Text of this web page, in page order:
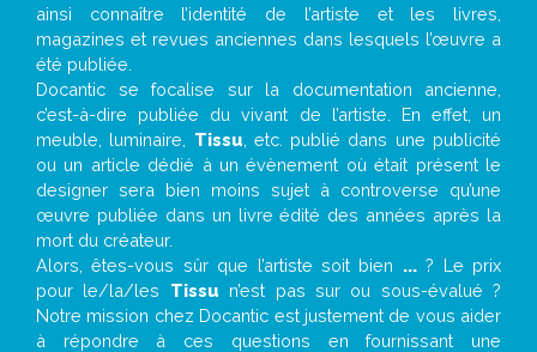
ainsi connaître l’identité de l’artiste et les livres,
magazines et revues anciennes dans lesquels l’œuvre a
été publiée.
Docantic se focalise sur la documentation ancienne,
c’est-à-dire publiée du vivant de l’artiste. En effet, un
meuble, luminaire, Tissu , etc. publié dans une publicité
ou un article dédié à un évènement où était présent le
designer sera bien moins sujet à controverse qu’une
œuvre publiée dans un livre édité des années après la
mort du créateur.
Alors, êtes-vous sûr que l’artiste soit bien ...? Le prix
pour le/la/les Tissu n’est pas sur ou sous-évalué ?
Notre mission chez Docantic est justement de vous aider
à répondre à ces questions en fournissant une